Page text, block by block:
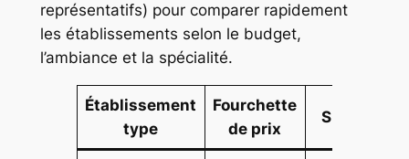
représentatifs) pour comparer rapidement
les établissements selon le budget,
l’ambiance et la spécialité.
Établissement
type
Fourchette
de prix
Spécialité